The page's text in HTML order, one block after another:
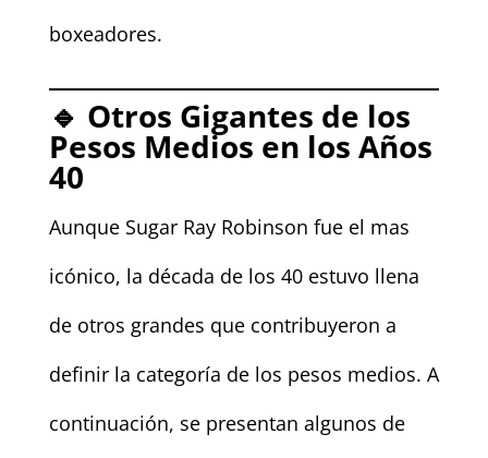
boxeadores.
🔹 Otros Gigantes de los
Pesos Medios en los Años
40
Aunque Sugar Ray Robinson fue el mas
icónico, la década de los 40 estuvo llena
de otros grandes que contribuyeron a
definir la categoría de los pesos medios. A
continuación, se presentan algunos de